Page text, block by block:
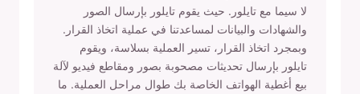
لا سيما مع تايلور. حيث يقوم تايلور بإرسال الصور
والشهادات والبيانات لمساعدتنا في عملية اتخاذ القرار.
وبمجرد اتخاذ القرار، تسير العملية بسلاسة، ويقوم
تايلور بإرسال تحديثات مصحوبة بصور ومقاطع فيديو لآلة
بيع أغطية الهواتف الخاصة بك طوال مراحل العملية. ما